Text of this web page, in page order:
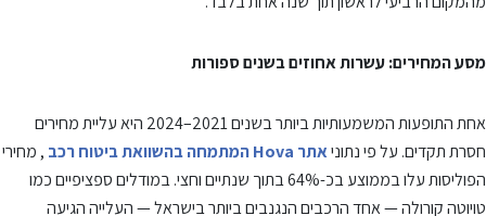
מסע המחירים: עשרות אחוזים בשנים ספורות
אחת התופעות המשמעותיות ביותר בשנים 2021–2024 היא עליית מחירים
חסרת תקדים. על פי נתוניאתר Hova המתמחה בהשוואת ביטוח רכב
, מחירי
הפוליסות עלו בממוצע בכ-64% בתוך שנתיים וחצי. במודלים ספציפיים כמו
טויוטה קורולה — אחד הרכבים הנגנבים ביותר בישראל — העלייה הגיעה